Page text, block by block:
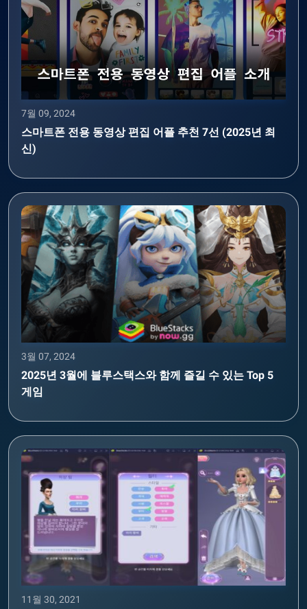
7월 09, 2024
스마트폰 전용 동영상 편집 어플 추천 7선 (2025년 최
신)
3월 07, 2024
2025년 3월에 블루스택스와 함께 즐길 수 있는 Top 5
게임
11월 30, 2021